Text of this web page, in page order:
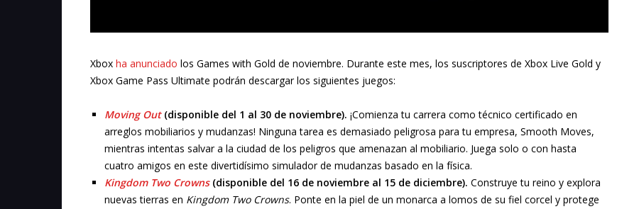
Xbox ha anunciado los Games with Gold de noviembre. Durante este mes, los suscriptores de Xbox Live Gold y
Xbox Game Pass Ultimate podrán descargar los siguientes juegos:
Moving Out (disponible del 1 al 30 de noviembre). ¡Comienza tu carrera como técnico certificado en
arreglos mobiliarios y mudanzas! Ninguna tarea es demasiado peligrosa para tu empresa, Smooth Moves,
mientras intentas salvar a la ciudad de los peligros que amenazan al mobiliario. Juega solo o con hasta
cuatro amigos en este divertidísimo simulador de mudanzas basado en la física.
Kingdom Two Crowns(disponible del 16 de noviembre al 15 de diciembre). Construye tu reino y explora
nuevas tierras en Kingdom Two Crowns. Ponte en la piel de un monarca a lomos de su fiel corcel y protege